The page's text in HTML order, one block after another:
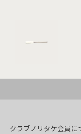
クラブノリタケ会員に